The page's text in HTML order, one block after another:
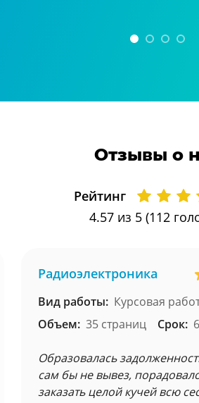
Отзывы о
Рейтинг
4.57из 5 (112
Радиоэлектроника
Вид работы: Курсовая
Объем: 35 страниц Срок:
Образовалась
сам бы не вывез,
заказать целой кучей всю